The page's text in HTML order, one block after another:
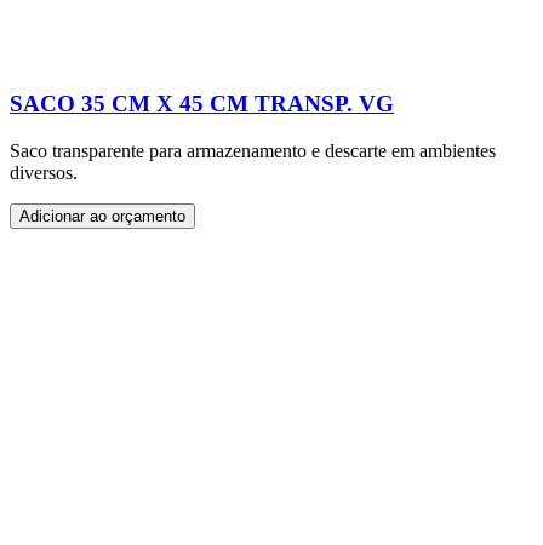
SACO 35 CM X 45 CM TRANSP. VG
Saco transparente para armazenamento e descarte em ambientes
diversos.
Adicionar ao orçamento